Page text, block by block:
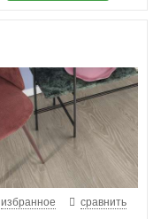
избранное сравнить